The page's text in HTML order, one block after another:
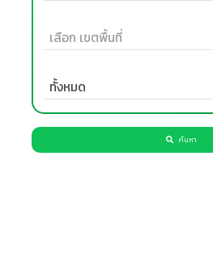
เลือก เขตพื้นที่
ทั้งหมด
ค้นหา